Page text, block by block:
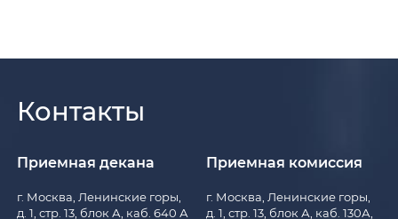
Контакты
Приемная декана
г. Москва, Ленинские горы,
д. 1, стр. 13, блок А, каб. 640 А
Приемная комиссия
г. Москва, Ленинские горы,
д. 1, стр. 13, блок А, каб. 130А,